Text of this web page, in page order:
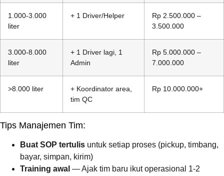
1.000-3.000
liter
+ 1 Driver/Helper
Rp 2.500.000 –
3.500.000
3.000-8.000
liter
+ 1 Driver lagi, 1
Admin
Rp 5.000.000 –
7.000.000
>8.000 liter
+ Koordinator area,
tim QC
Rp 10.000.000+
Tips Manajemen Tim:
Buat SOP tertulis untuk setiap proses (pickup, timbang,
bayar, simpan, kirim)
Training awal — Ajak tim baru ikut operasional 1-2